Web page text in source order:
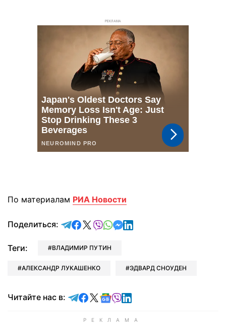
РЕКЛАМА
По материалам РИА Новости
Поделиться: отправить в Telegram
поделиться в Facebook
поделиться в X
отправить в Viber
отправить в Whatsapp
отправить в Messenger
отправить в LinkedIn
Теги: ВЛАДИМИР ПУТИН
АЛЕКСАНДР ЛУКАШЕНКО ЭДВАРД СНОУДЕН
Читайте нас в: Читайте в Telegram
Читайте в Facebook
Читайте в X
Читайте в Google news
Читайте в Viber
Читайте в LinkedIn